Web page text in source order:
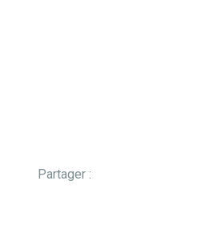
Partager :